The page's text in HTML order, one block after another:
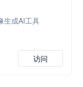
生成AI工具
访问